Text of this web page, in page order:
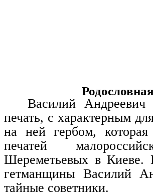
Василий
печать, с характерным
на ней гербом,
печатей
Шереметьевых в Киеве.
гетманщины Василий
тайные советники.